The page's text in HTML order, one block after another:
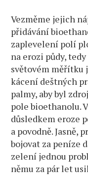
Vezměme jejich
přidávání
zaplevelení polí
na erozi půdy,
světovém měřítku
kácení deštných
palmy, aby byl
pole bioethanolu.
důsledkem eroze
a povodně. Jasně,
bojovat za peníze
zelení jednou
němu za pár let